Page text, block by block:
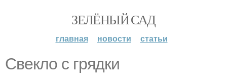
ЗЕЛЁНЫЙ САД
главная новости статьи
Свекло с грядки